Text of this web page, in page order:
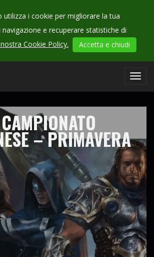
utilizza i cookie per migliorare la tua
navigazione e recuperare statistiche di
Cookie Policy. Accetta e chiudi
CHECK
OUR
– PRIMAVERA